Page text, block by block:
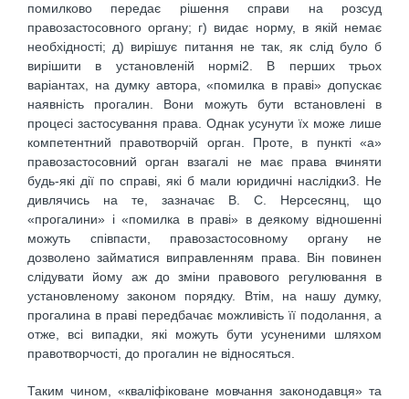
помилково передає рішення справи на розсуд
правозастосовного органу; г) видає норму, в якій немає
необхідності; д) вирішує питання не так, як слід було б
вирішити в установленій нормі2. В перших трьох
варіантах, на думку автора, «помилка в праві» допускає
наявність прогалин. Вони можуть бути встановлені в
процесі застосування права. Однак усунути їх може лише
компетентний правотворчій орган. Проте, в пункті «а»
правозастосовний орган взагалі не має права вчиняти
будь-які дії по справі, які б мали юридичні наслідки3. Не
дивлячись на те, зазначає В. С. Нерсесянц, що
«прогалини» і «помилка в праві» в деякому відношенні
можуть співпасти, правозастосовному органу не
дозволено займатися виправленням права. Він повинен
слідувати йому аж до зміни правового регулювання в
установленому законом порядку. Втім, на нашу думку,
прогалина в праві передбачає можливість її подолання, а
отже, всі випадки, які можуть бути усуненими шляхом
правотворчості, до прогалин не відносяться.
Таким чином, «кваліфіковане мовчання законодавця» та